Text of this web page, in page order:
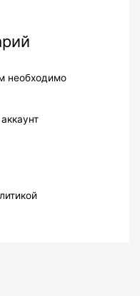
необходимо